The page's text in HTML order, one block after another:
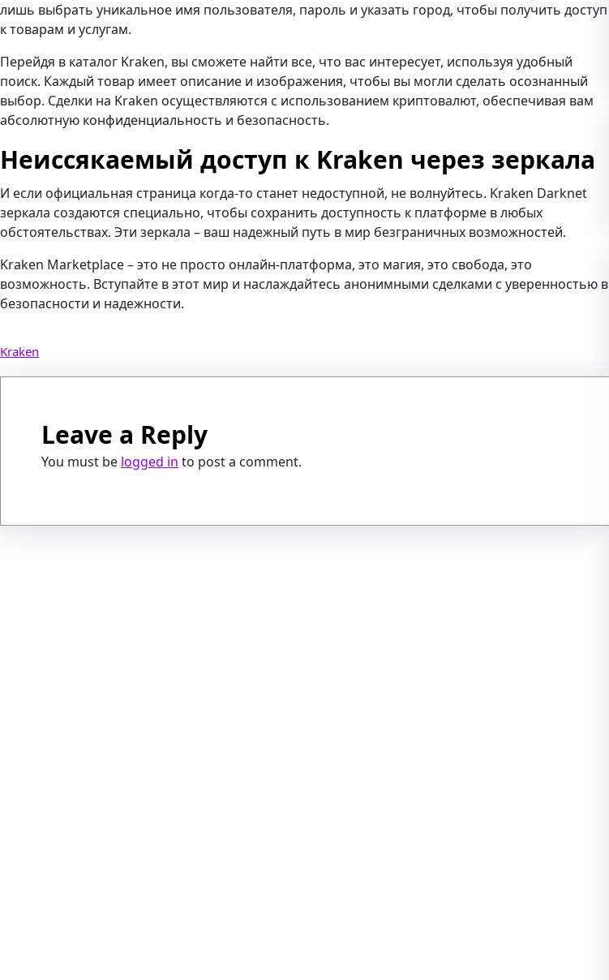
лишь выбрать уникальное имя пользователя, пароль и указать город, чтобы получить доступ
к товарам и услугам.
Перейдя в каталог Kraken, вы сможете найти все, что вас интересует, используя удобный
поиск. Каждый товар имеет описание и изображения, чтобы вы могли сделать осознанный
выбор. Сделки на Kraken осуществляются с использованием криптовалют, обеспечивая вам
абсолютную конфиденциальность и безопасность.
Неиссякаемый доступ к Kraken через зеркала
И если официальная страница когда-то станет недоступной, не волнуйтесь. Kraken Darknet
зеркала создаются специально, чтобы сохранить доступность к платформе в любых
обстоятельствах. Эти зеркала – ваш надежный путь в мир безграничных возможностей.
Kraken Marketplace – это не просто онлайн-платформа, это магия, это свобода, это
возможность. Вступайте в этот мир и наслаждайтесь анонимными сделками с уверенностью в
безопасности и надежности.
Kraken
Leave a Reply
You must be logged in to post a comment.